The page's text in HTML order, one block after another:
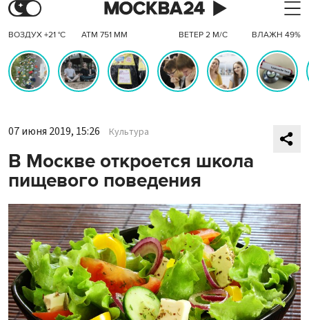
ВОЗДУХ +21 °C АТМ 751 ММ ВЕТЕР 2 М/С ВЛАЖН 49%
07 июня 2019, 15:26 Культура
В Москве откроется школа
пищевого поведения